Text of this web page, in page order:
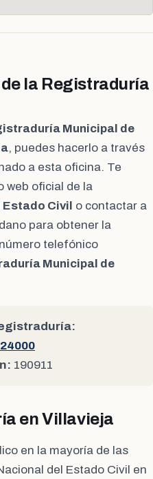
la Registraduría
Municipal de
, puedes hacerlo a través
a esta oficina. Te
web oficial de la
Civil o contactar a
para obtener la
telefónico
Municipal de
190911
en Villavieja
en la mayoría de las
del Estado Civil en